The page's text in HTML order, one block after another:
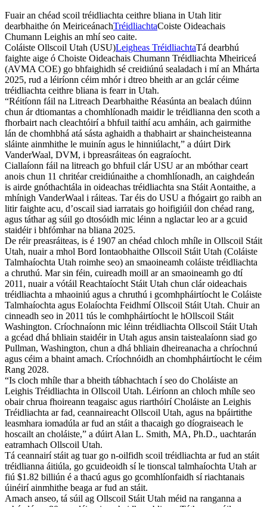
Fuair ​​​​an chéad scoil tréidliachta ceithre bliana in Utah litir
dearbhaithe ón MeiriceánachTréidliachtaCoiste Oideachais
Chumann Leighis an mhí seo caite.
Coláiste Ollscoil Utah (USU)Leigheas TréidliachtaTá dearbhú
faighte aige ó Choiste Oideachais Chumann Tréidliachta Mheiriceá
(AVMA COE) go bhfaighidh sé creidiúnú sealadach i mí an Mhárta
2025, rud a léiríonn céim mhór i dtreo bheith ar an gclár céime
tréidliachta ceithre bliana is fearr in Utah.
“Réitíonn fáil na Litreach Dearbhaithe Réasúnta an bealach dúinn
chun ár dtiomantas a chomhlíonadh maidir le tréidlianna den scoth a
fhorbairt nach cleachtóirí a bhfuil taithí acu amháin, ach gairmithe
lán de chomhbhá atá sásta aghaidh a thabhairt ar shaincheisteanna
sláinte ainmhithe le muinín agus le hinniúlacht,” a dúirt Dirk
VanderWaal, DVM, i bpreasráiteas ón eagraíocht.
Ciallaíonn fáil na litreach go bhfuil clár USU ar an mbóthar ceart
anois chun 11 chritéar creidiúnaithe a chomhlíonadh, an caighdeán
is airde gnóthachtála in oideachas tréidliachta sna Stáit Aontaithe, a
mhínigh VanderWaal i ráiteas. Tar éis do USU a fhógairt go raibh an
litir faighte acu, d’oscail siad iarratais go hoifigiúil don chéad rang,
agus táthar ag súil go dtosóidh mic léinn a nglactar leo ar a gcuid
staidéir i bhfómhar na bliana 2025.
De réir preasráiteas, is é 1907 an chéad chloch mhíle in Ollscoil Stáit
Utah, nuair a mhol Bord Iontaobhaithe Ollscoil Stáit Utah (Coláiste
Talmhaíochta Utah roimhe seo) an smaoineamh coláiste tréidliachta
a chruthú. Mar sin féin, cuireadh moill ar an smaoineamh go dtí
2011, nuair a vótáil Reachtaíocht Stáit Utah chun clár oideachais
tréidliachta a mhaoiniú agus a chruthú i gcomhpháirtíocht le Coláiste
Talmhaíochta agus Eolaíochta Feidhmí Ollscoil Stáit Utah. Chuir an
cinneadh seo in 2011 tús le comhpháirtíocht le hOllscoil Stáit
Washington. Críochnaíonn mic léinn tréidliachta Ollscoil Stáit Utah
a gcéad dhá bhliain staidéir in Utah agus ansin taistealaíonn siad go
Pullman, Washington, chun a dhá bhliain dheireanacha a chríochnú
agus céim a bhaint amach. Críochnóidh an chomhpháirtíocht le céim
Rang 2028.
“Is cloch mhíle thar a bheith tábhachtach í seo do Choláiste an
Leighis Tréidliachta in Ollscoil Utah. Léiríonn an chloch mhíle seo
obair chrua fhoireann teagaisc agus riarthóirí Choláiste an Leighis
Tréidliachta ar fad, ceannaireacht Ollscoil Utah, agus na bpáirtithe
leasmhara iomadúla ar fud an stáit a thacaigh go díograiseach le
hoscailt an choláiste,” a dúirt Alan L. Smith, MA, Ph.D., uachtarán
eatramhach Ollscoil Utah.
Tá ceannairí stáit ag tuar go n-oilfidh scoil tréidliachta ar fud an stáit
tréidlianna áitiúla, go gcuideoidh sí le tionscal talmhaíochta Utah ar
fiú $1.82 billiún é a thacú agus go gcomhlíonfaidh sí riachtanais
úinéirí ainmhithe beaga ar fud an stáit.
Amach anseo, tá súil ag Ollscoil Stáit Utah méid na ranganna a